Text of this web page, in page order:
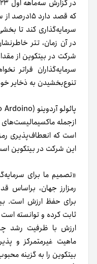
که قصد
سرمایه‌گذاری کند تا
در آن زمان، تتر
شرکت در بیتکوین از
سرمایه‌گذاران فراتر
تنوع‌‌بخشیدن به ذخایر
ازجمله
است که انعطاف‌پذیری
این شرکت در بیتکوین
«تصمیم ما برای
رمزارز جهان، براساس
برای حفظ ارزش است.
ثابت کرده و توانسته
ارزش با ظرفیت رشد
ماهیت غیرمتمرکز و
بیتکوین را به گزینه